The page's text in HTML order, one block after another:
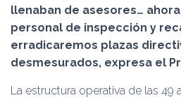
llenaban de asesores…
personal de inspección y
erradicaremos plazas
desmesurados, expresa el
La estructura operativa de las 49